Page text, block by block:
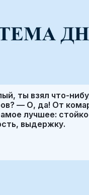
ты взял что-
— О, да! От
лучшее:
выдержку.